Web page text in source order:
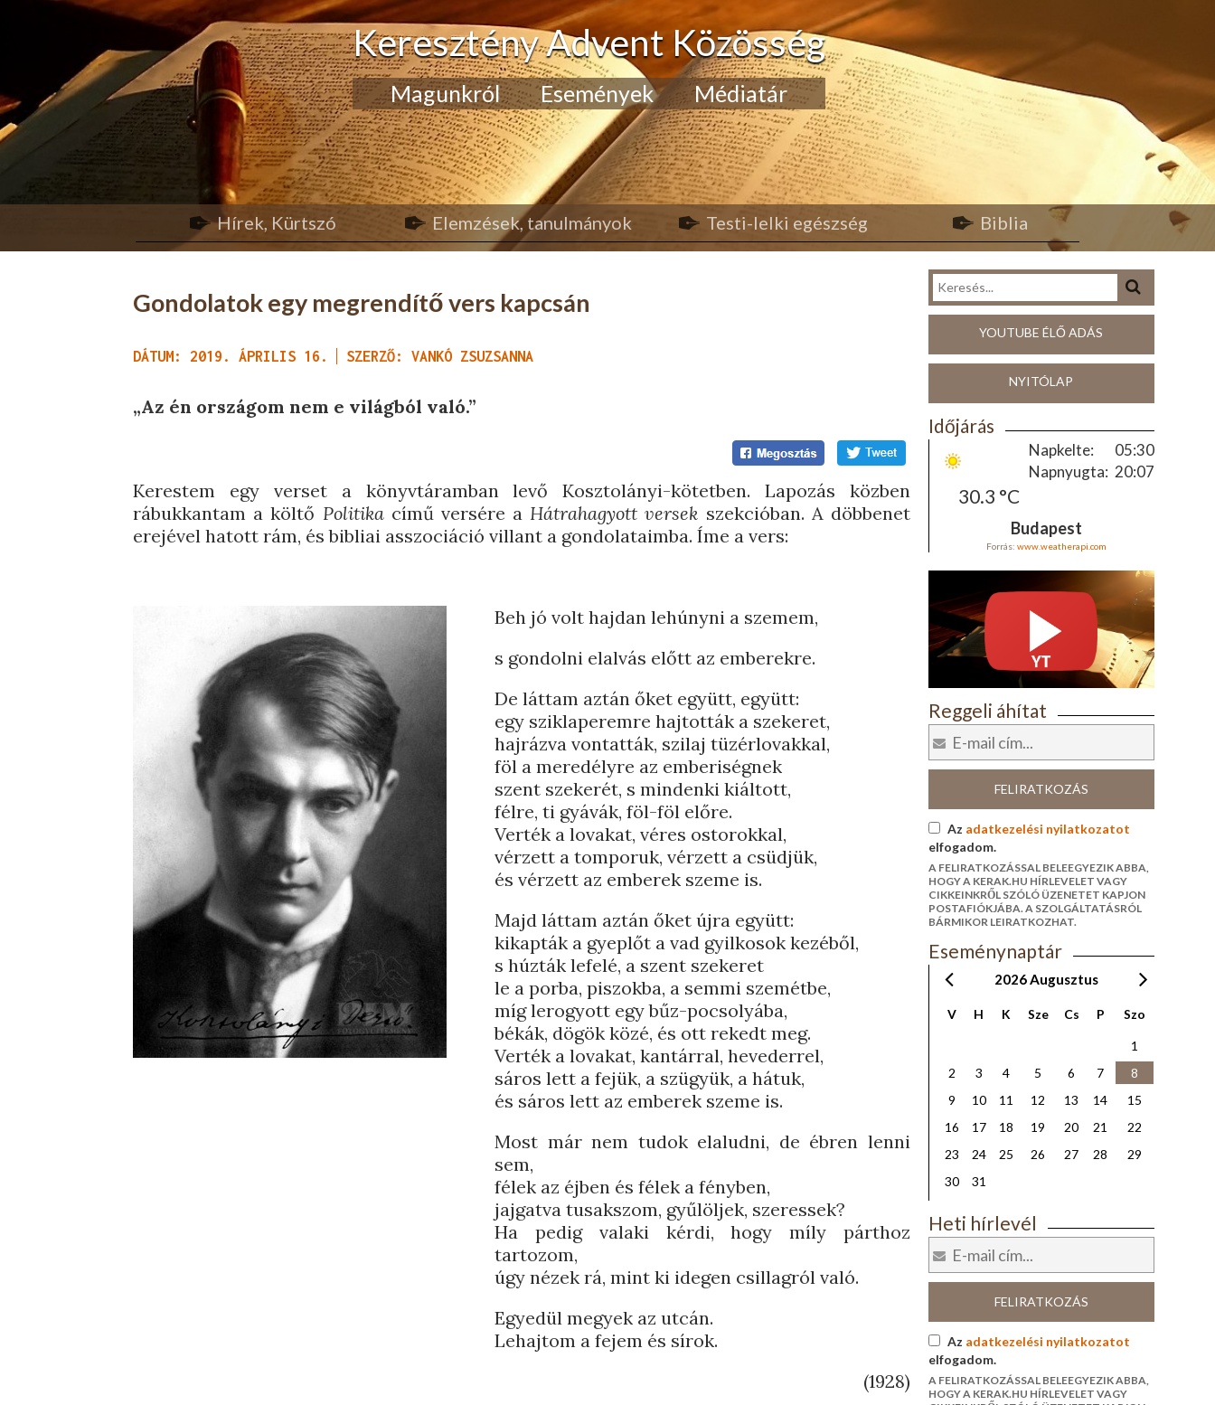
Keresztény Advent Közösség
Magunkról Események Médiatár
Hírek, Kürtszó Elemzések, tanulmányok Testi-lelki egészség Biblia
Gondolatok egy megrendítő vers kapcsán
DÁTUM: 2019. ÁPRILIS 16. SZERZŐ: VANKÓ ZSUZSANNA
„Az én országom nem e világból való.”
Kerestem egy verset a könyvtáramban levő Kosztolányi-kötetben. Lapozás közben
rábukkantam a költő Politikacímű versére a Hátrahagyott versek szekcióban. A döbbenet
erejével hatott rám, és bibliai asszociáció villant a gondolataimba. Íme a vers:
Beh jó volt hajdan lehúnyni a szemem,
s gondolni elalvás előtt az emberekre.
De láttam aztán őket együtt, együtt:
egy sziklaperemre hajtották a szekeret,
hajrázva vontatták, szilaj tüzérlovakkal,
föl a meredélyre az emberiségnek
szent szekerét, s mindenki kiáltott,
félre, ti gyávák, föl-föl előre.
Verték a lovakat, véres ostorokkal,
vérzett a tomporuk, vérzett a csüdjük,
és vérzett az emberek szeme is.
Majd láttam aztán őket újra együtt:
kikapták a gyeplőt a vad gyilkosok kezéből,
s húzták lefelé, a szent szekeret
le a porba, piszokba, a semmi szemétbe,
míg lerogyott egy bűz-pocsolyába,
békák, dögök közé, és ott rekedt meg.
Verték a lovakat, kantárral, hevederrel,
sáros lett a fejük, a szügyük, a hátuk,
és sáros lett az emberek szeme is.
Most már nem tudok elaludni, de ébren lenni
sem,
félek az éjben és félek a fényben,
jajgatva tusakszom, gyűlöljek, szeressek?
Ha pedig valaki kérdi, hogy míly párthoz
tartozom,
úgy nézek rá, mint ki idegen csillagról való.
Egyedül megyek az utcán.
Lehajtom a fejem és sírok.
(1928)
YOUTUBE ÉLŐ ADÁS
NYITÓLAP
Időjárás
30.3 °C
Napkelte:
05:30
Napnyugta: 20:07
Budapest
Forrás: www.weatherapi.com
Reggeli áhítat
FELIRATKOZÁS
Az adatkezelési nyilatkozatot
elfogadom.
A FELIRATKOZÁSSAL BELEEGYEZIK ABBA,
HOGY A KERAK.HU HÍRLEVELET VAGY
CIKKEINKRŐL SZÓLÓ ÜZENETET KAPJON
POSTAFIÓKJÁBA. A SZOLGÁLTATÁSRÓL
BÁRMIKOR LEIRATKOZHAT.
Eseménynaptár
2026Augusztus
V H K Sze Cs P Szo
1
2
3 4 5 6 7
8
9
10 11 12 13 14
15
16
17 18 19 20 21
22
23
24 25 26 27 28
29
30
31
Heti hírlevél
FELIRATKOZÁS
Az adatkezelési nyilatkozatot
elfogadom.
A FELIRATKOZÁSSAL BELEEGYEZIK ABBA,
HOGY A KERAK.HU HÍRLEVELET VAGY